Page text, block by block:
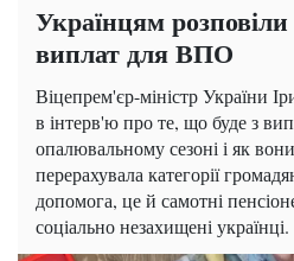
Українцям
виплат для ВПО
Віцепрем'єр-міністр України
в інтерв'ю про те, що буде з
опалювальному сезоні і як
перерахувала категорії
допомога, це й самотні
соціально незахищені українці.